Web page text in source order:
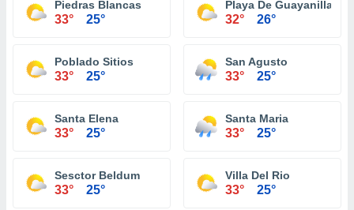
Piedras Blancas
33° 25°
Playa De Guayanilla
32° 26°
Poblado Sitios
33° 25°
San Agusto
33° 25°
Santa Elena
33° 25°
Santa Maria
33° 25°
Sesctor Beldum
33° 25°
Villa Del Rio
33° 25°